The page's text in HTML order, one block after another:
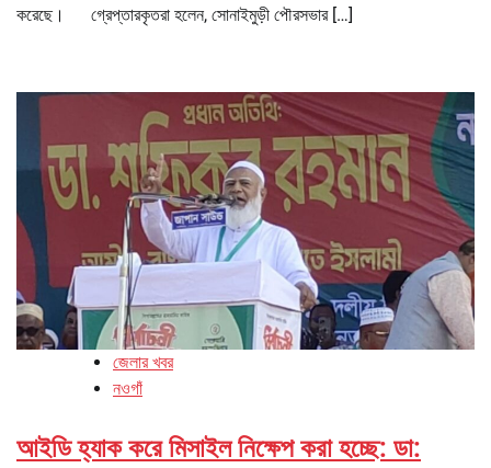
করেছে। গ্রেপ্তারকৃতরা হলেন, সোনাইমুড়ী পৌরসভার […]
জেলার খবর
নওগাঁ
আইডি হ্যাক করে মিসাইল নিক্ষেপ করা হচ্ছে: ডা: